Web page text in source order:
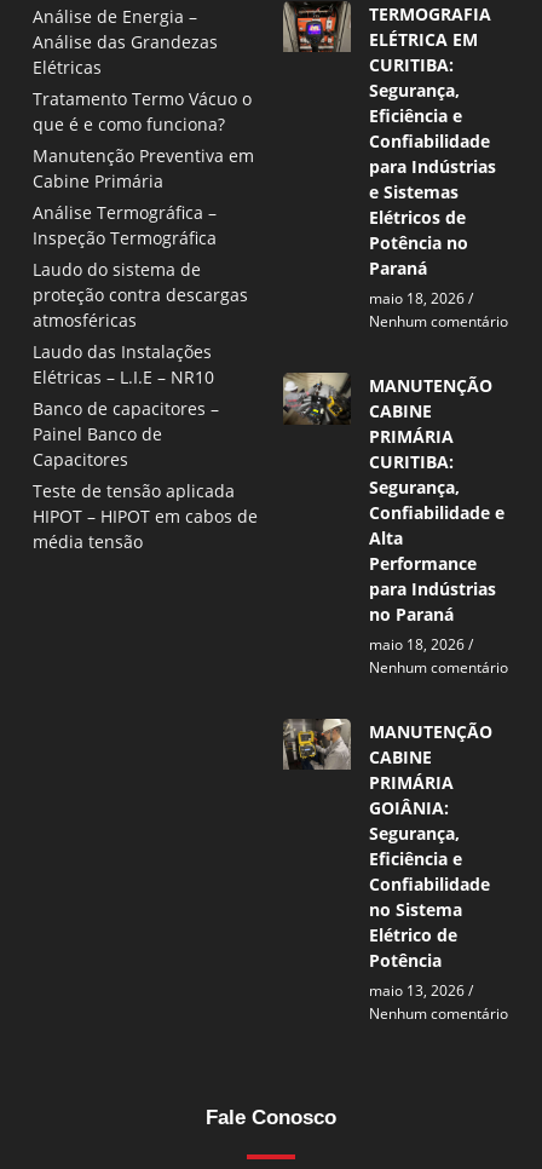
Análise de Energia –
Análise das Grandezas
Elétricas
Tratamento Termo Vácuo o
que é e como funciona?
Manutenção Preventiva em
Cabine Primária
Análise Termográfica –
Inspeção Termográfica
Laudo do sistema de
proteção contra descargas
atmosféricas
Laudo das Instalações
Elétricas – L.I.E – NR10
Banco de capacitores –
Painel Banco de
Capacitores
Teste de tensão aplicada
HIPOT – HIPOT em cabos de
média tensão
TERMOGRAFIA
ELÉTRICA EM
CURITIBA:
Segurança,
Eficiência e
Confiabilidade
para Indústrias
e Sistemas
Elétricos de
Potência no
Paraná
maio 18, 2026
Nenhum comentário
MANUTENÇÃO
CABINE
PRIMÁRIA
CURITIBA:
Segurança,
Confiabilidade e
Alta
Performance
para Indústrias
no Paraná
maio 18, 2026
Nenhum comentário
MANUTENÇÃO
CABINE
PRIMÁRIA
GOIÂNIA:
Segurança,
Eficiência e
Confiabilidade
no Sistema
Elétrico de
Potência
maio 13, 2026
Nenhum comentário
Fale Conosco